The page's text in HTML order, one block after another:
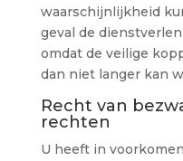
waarschijnlijkheid
geval de
omdat de veilige
dan niet langer kan
Recht van
rechten
U heeft in